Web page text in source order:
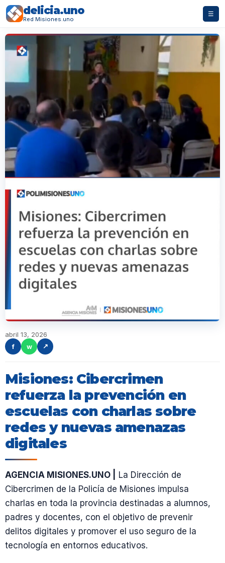
delicia.uno
Red Misiones.uno
☰
abril 13, 2026
f
w ↗
Misiones: Cibercrimen
refuerza la prevención en
escuelas con charlas sobre
redes y nuevas amenazas
digitales
AGENCIA MISIONES.UNO |
La Dirección de
Cibercrimen de la Policía de Misiones impulsa
charlas en toda la provincia destinadas a alumnos,
padres y docentes, con el objetivo de prevenir
delitos digitales y promover el uso seguro de la
tecnología en entornos educativos.